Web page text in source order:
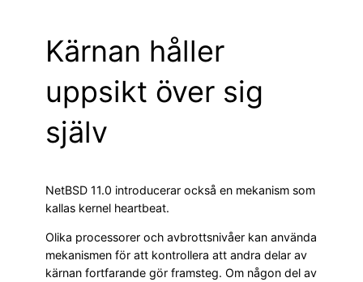
Kärnan håller
uppsikt över sig
själv
NetBSD 11.0 introducerar också en mekanism som
kallas kernel heartbeat.
Olika processorer och avbrottsnivåer kan använda
mekanismen för att kontrollera att andra delar av
kärnan fortfarande gör framsteg. Om någon del av